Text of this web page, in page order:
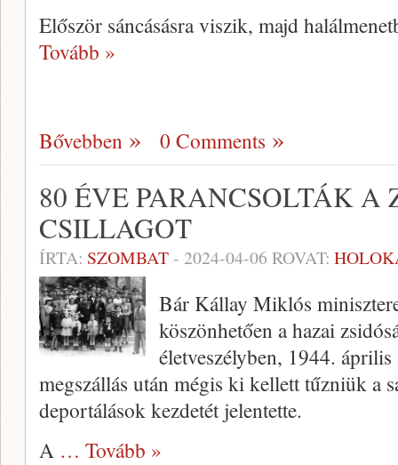
Először sáncásásra viszik, majd
Tovább »
Bővebben 0 Comments
80 ÉVE PARANCSOLTÁK A
CSILLAGOT
ÍRTA: SZOMBAT- 2024-04-06 ROVAT:
Bár Kállay Miklós
köszönhetően a hazai
életveszélyben, 1944.
megszállás után mégis ki kellett tűzniük a
deportálások kezdetét jelentette.
A … Tovább »